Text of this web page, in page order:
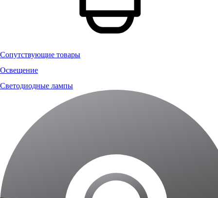
Сопутствующие товары
Освещение
Светодиодные лампы